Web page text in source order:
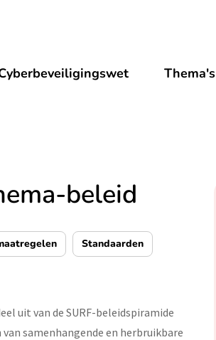
Thema's
beleid
Standaarden
uit van de SURF-beleidspiramide
samenhangende en herbruikbare